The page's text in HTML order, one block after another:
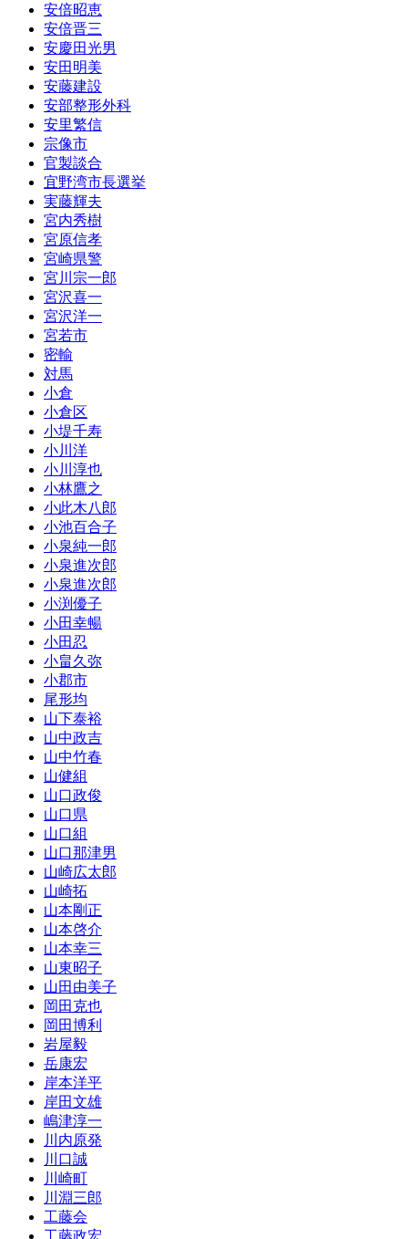
安倍昭恵
安倍晋三
安慶田光男
安田明美
安藤建設
安部整形外科
安里繁信
宗像市
官製談合
宜野湾市長選挙
実藤輝夫
宮内秀樹
宮原信孝
宮崎県警
宮川宗一郎
宮沢喜一
宮沢洋一
宮若市
密輸
対馬
小倉
小倉区
小堤千寿
小川洋
小川淳也
小林鷹之
小此木八郎
小池百合子
小泉純一郎
小泉進次郎
小泉進次郎
小渕優子
小田幸暢
小田忍
小畠久弥
小郡市
尾形均
山下泰裕
山中政吉
山中竹春
山健組
山口政俊
山口県
山口組
山口那津男
山崎広太郎
山崎拓
山本剛正
山本啓介
山本幸三
山東昭子
山田由美子
岡田克也
岡田博利
岩屋毅
岳康宏
岸本洋平
岸田文雄
嶋津淳一
川内原発
川口誠
川崎町
川淵三郎
工藤会